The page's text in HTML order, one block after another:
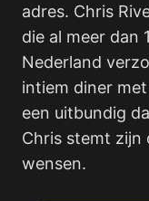
adres. Chris
die al meer dan
Nederland
intiem diner
een uitbundig
Chris stemt zijn
wensen.